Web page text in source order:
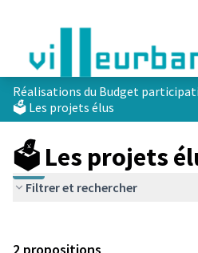
Réalisations du Budget
🗳️ Les projets élus
🗳️ Les projets
Filtrer et rechercher
+